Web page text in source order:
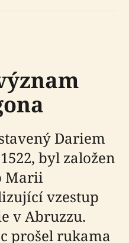
Dariem
byl založen
Marii
vzestup
v Abruzzu.
prošel rukama